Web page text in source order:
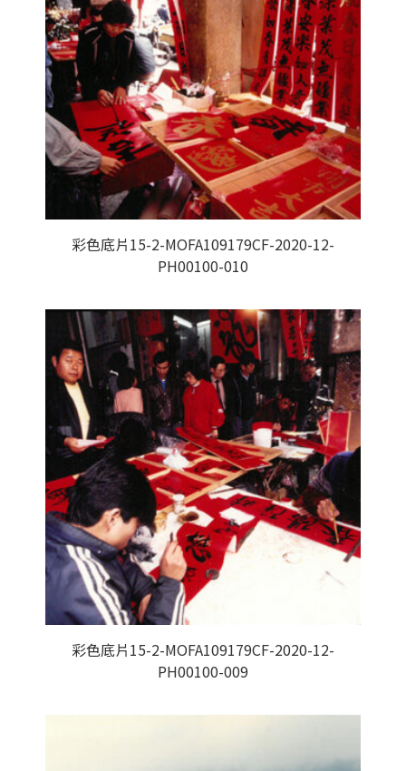
彩色底片15-2-MOFA109179CF-2020-12-
PH00100-010
彩色底片15-2-MOFA109179CF-2020-12-
PH00100-009